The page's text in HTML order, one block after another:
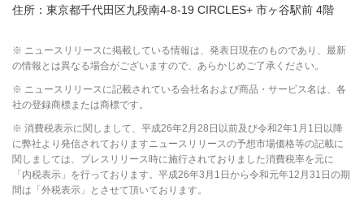
住所：東京都千代田区九段南4-8-19 CIRCLES+ 市ヶ谷駅前 4階
※ ニュースリリースに掲載している情報は、発表日現在のものであり、最新
の情報とは異なる場合がございますので、あらかじめご了承ください。
※ ニュースリリースに記載されている会社名および商品・サービス名は、各
社の登録商標または商標です。
※ 消費税表示に関しまして、平成26年2月28日以前及び令和2年1月1日以降
に弊社より発信されておりますニュースリリースの予想市場価格等の記載に
関しましては、プレスリリース時に施行されておりました消費税率を元に
「内税表示」を行っております。平成26年3月1日から令和元年12月31日の期
間は「外税表示」とさせて頂いております。